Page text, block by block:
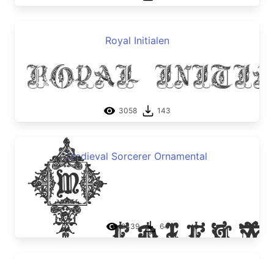
Royal Initialen
Royal
3058 143
Medieval Sorcerer Ornamental
2439 64